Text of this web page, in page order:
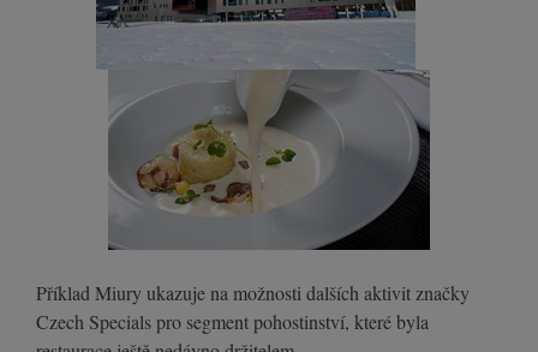
Příklad Miury ukazuje na možnosti dalších aktivit značky
Czech Specials pro segment pohostinství, které byla